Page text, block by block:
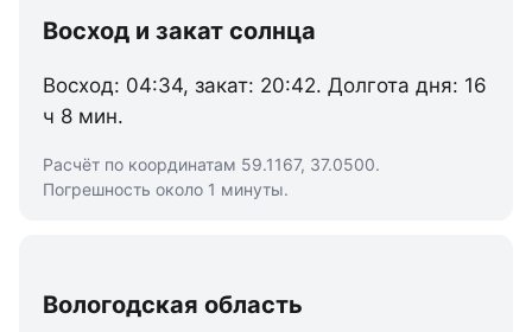
Восход и закат солнца
Восход: 04:34, закат: 20:42. Долгота дня: 16
ч 8 мин.
Расчёт по координатам 59.1167, 37.0500.
Погрешность около 1 минуты.
Вологодская область